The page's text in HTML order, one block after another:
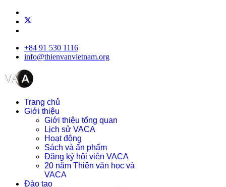
+84 91 530 1116
info@thienvanvietnam.org
Trang chủ
Giới thiệu
Giới thiệu tổng quan
Lịch sử VACA
Hoạt động
Sách và ấn phẩm
Đăng ký hội viên VACA
20 năm Thiên văn học và
VACA
Đào tạo